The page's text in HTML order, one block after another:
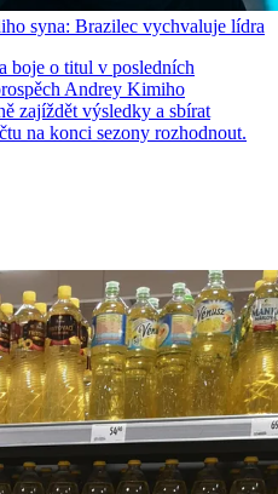
syna: Brazilec vychvaluje lídra
boje o titul v posledních
Andrey Kimiho
zajíždět výsledky a sbírat
na konci sezony rozhodnout.